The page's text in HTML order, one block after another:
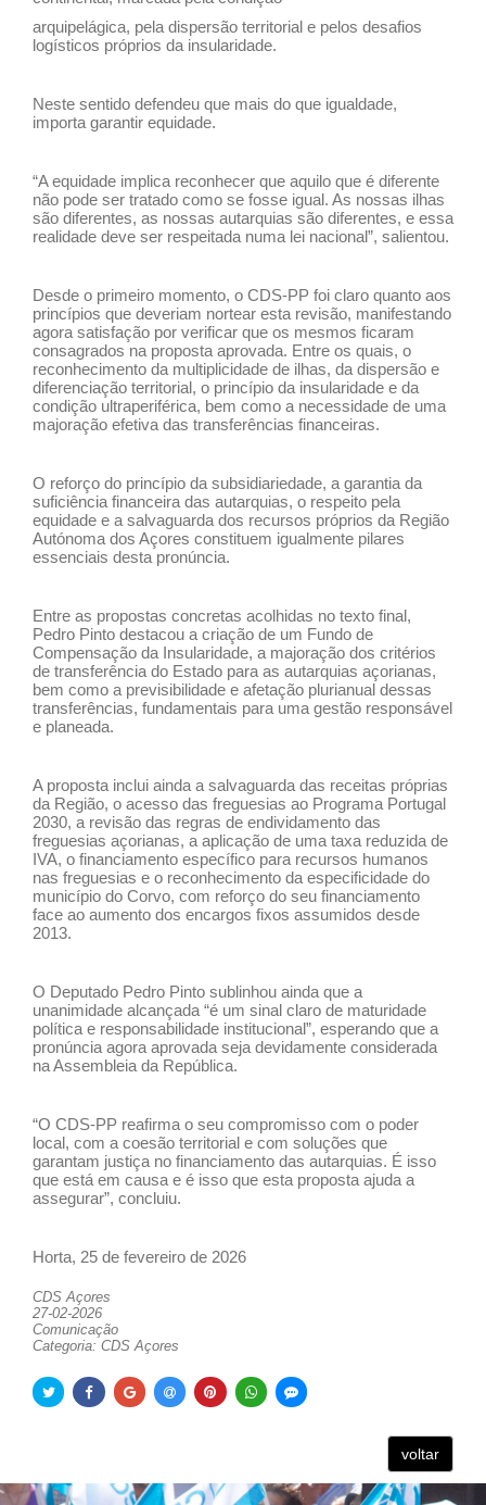
arquipelágica, pela dispersão territorial e pelos desafios
logísticos próprios da insularidade.
Neste sentido defendeu que mais do que igualdade,
importa garantir equidade.
“A equidade implica reconhecer que aquilo que é diferente
não pode ser tratado como se fosse igual. As nossas ilhas
são diferentes, as nossas autarquias são diferentes, e essa
realidade deve ser respeitada numa lei nacional”, salientou.
Desde o primeiro momento, o CDS-PP foi claro quanto aos
princípios que deveriam nortear esta revisão, manifestando
agora satisfação por verificar que os mesmos ficaram
consagrados na proposta aprovada. Entre os quais, o
reconhecimento da multiplicidade de ilhas, da dispersão e
diferenciação territorial, o princípio da insularidade e da
condição ultraperiférica, bem como a necessidade de uma
majoração efetiva das transferências financeiras.
O reforço do princípio da subsidiariedade, a garantia da
suficiência financeira das autarquias, o respeito pela
equidade e a salvaguarda dos recursos próprios da Região
Autónoma dos Açores constituem igualmente pilares
essenciais desta pronúncia.
Entre as propostas concretas acolhidas no texto final,
Pedro Pinto destacou a criação de um Fundo de
Compensação da Insularidade, a majoração dos critérios
de transferência do Estado para as autarquias açorianas,
bem como a previsibilidade e afetação plurianual dessas
transferências, fundamentais para uma gestão responsável
e planeada.
A proposta inclui ainda a salvaguarda das receitas próprias
da Região, o acesso das freguesias ao Programa Portugal
2030, a revisão das regras de endividamento das
freguesias açorianas, a aplicação de uma taxa reduzida de
IVA, o financiamento específico para recursos humanos
nas freguesias e o reconhecimento da especificidade do
município do Corvo, com reforço do seu financiamento
face ao aumento dos encargos fixos assumidos desde
2013.
O Deputado Pedro Pinto sublinhou ainda que a
unanimidade alcançada “é um sinal claro de maturidade
política e responsabilidade institucional”, esperando que a
pronúncia agora aprovada seja devidamente considerada
na Assembleia da República.
“O CDS-PP reafirma o seu compromisso com o poder
local, com a coesão territorial e com soluções que
garantam justiça no financiamento das autarquias. É isso
que está em causa e é isso que esta proposta ajuda a
assegurar”, concluiu.
Horta, 25 de fevereiro de 2026
CDS Açores
27-02-2026
Comunicação
Categoria: CDS Açores
voltar